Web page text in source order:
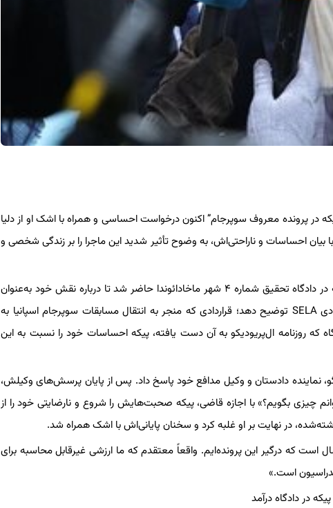
در پرونده معروف سوپرجام” اکنون درخواست احساسی و همراه با اشک او از دلیا
بیان احساسات و ناراحتی‌اش، به وضوح تأثیر شدید این ماجرا را بر زندگی شخصی و
دادگاه‌های این پرونده پیکه از تاریخ ۱۴ مارس گذشته آغاز شدند و پیکه در دادگاه تحقیق شماره ۴ شهر ماخادائوندا حاضر شد تا درباره نقش خود به‌عنوان
واسطه در قرارداد بین فدراسیون فوتبال اسپانیا (RFEF) و آژانس سعودی SELA توضیح دهد؛ قراردادی که منجر به انتقال مسابقات سوپرجام اسپانیا به
روزنامه ال‌پریودیکو به آن دست یافته، پیکه احساسات خود را نسبت به این
نماینده دادستان و وکیل مدافع خود پاسخ داد. پس از پایان پرسش‌های وکیلش،
بگویم؟» با اجازه قاضی، پیکه صحبت‌هایش را شروع و نارضایتی خود را از
در نهایت بر او غلبه کرد و سخنان پایانی‌اش با اشک همراه شد.
که درگیر این پرونده‌ایم. واقعاً معتقدم که ما ارزشی غیرقابل محاسبه برای
فدراسیون است.»